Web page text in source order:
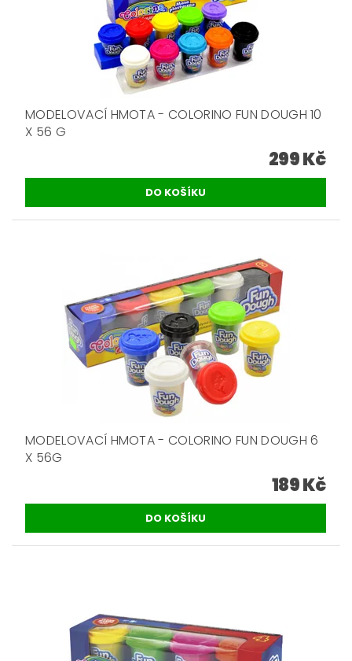
MODELOVACÍ HMOTA - COLORINO FUN DOUGH 10
X 56 G
299 Kč
MODELOVACÍ HMOTA - COLORINO FUN DOUGH 6
X 56G
189 Kč